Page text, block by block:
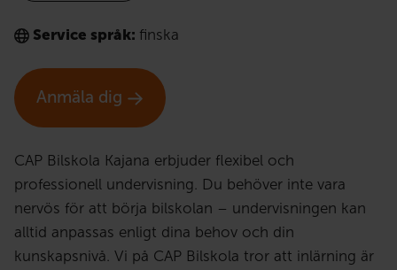
Service språk: finska
Anmäla dig
CAP Bilskola Kajana erbjuder flexibel och
professionell undervisning. Du behöver inte vara
nervös för att börja bilskolan – undervisningen kan
alltid anpassas enligt dina behov och din
kunskapsnivå. Vi på CAP Bilskola tror att inlärning är